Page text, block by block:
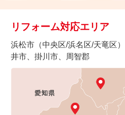
リフォーム対応エリア
浜松市（中央区/浜名区/天竜区
井市、掛川市、周智郡